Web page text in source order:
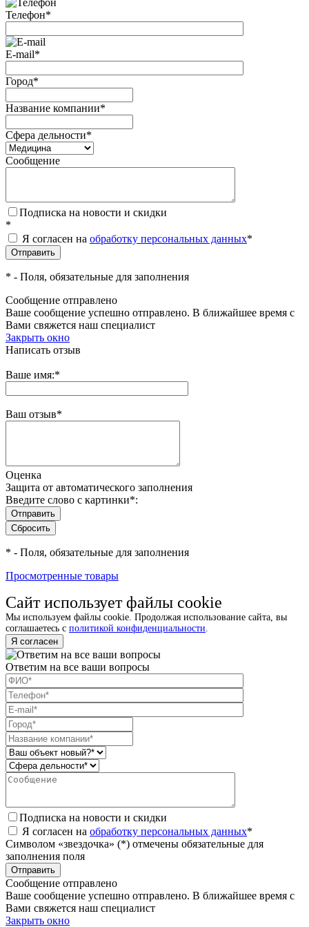
Телефон*
E-mail*
Город*
Название компании*
Сфера дельности*
Сообщение
Подписка на новости и скидки
*
Я согласен на обработку персональных данных*
* - Поля, обязательные для заполнения
Сообщение отправлено
Ваше сообщение успешно отправлено. В ближайшее время с
Вами свяжется наш специалист
Закрыть окно
Написать отзыв
Ваше имя:*
Ваш отзыв*
Оценка
Защита от автоматического заполнения
Введите слово с картинки*:
* - Поля, обязательные для заполнения
Просмотренные товары
Сайт использует файлы cookie
Мы используем файлы cookie. Продолжая использование сайта, вы
соглашаетесь с политикой конфиденциальности
Я согласен
Ответим на все ваши вопросы
Подписка на новости и скидки
Я согласен на обработку персональных данных*
Символом «звездочка» (*) отмечены обязательные для
заполнения поля
Сообщение отправлено
Ваше сообщение успешно отправлено. В ближайшее время с
Вами свяжется наш специалист
Закрыть окно